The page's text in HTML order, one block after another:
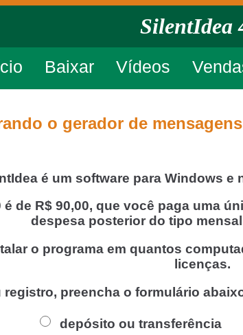
SilentIdea
Baixar Vídeos
o gerador de
é um software para Windows
de R$ 90,00, que você paga uma
despesa posterior do tipo
o programa em quantos
licenças.
registro, preencha o formulário
depósito ou transferência